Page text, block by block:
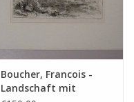
Boucher, Francois -
Landschaft mit